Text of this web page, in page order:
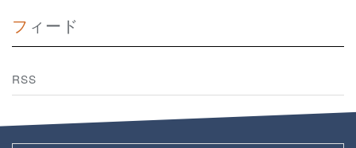
フィード
RSS